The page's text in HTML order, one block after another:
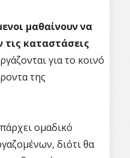
μαθαίνουν να
τις καταστάσεις
για το κοινό
της
ομαδικό
διότι θα